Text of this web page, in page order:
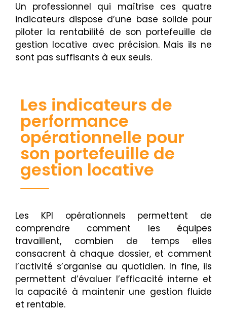
Un professionnel qui maîtrise ces quatre
indicateurs dispose d’une base solide pour
piloter la rentabilité de son portefeuille de
gestion locative avec précision. Mais ils ne
sont pas suffisants à eux seuls.
Les indicateurs de
performance
opérationnelle pour
son portefeuille de
gestion locative
Les KPI opérationnels permettent de
comprendre comment les équipes
travaillent, combien de temps elles
consacrent à chaque dossier, et comment
l’activité s’organise au quotidien. In fine, ils
permettent d’évaluer l’efficacité interne et
la capacité à maintenir une gestion fluide
et rentable.